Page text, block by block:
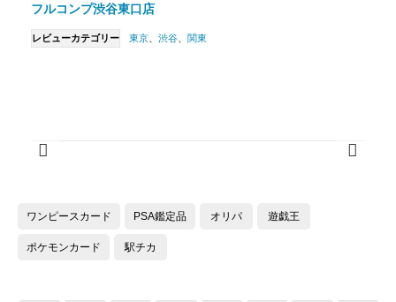
フルコンプ渋谷東口店
レビューカテゴリー 東京 渋谷 関東
ワンピースカード PSA鑑定品 オリパ 遊戯王
ポケモンカード 駅チカ